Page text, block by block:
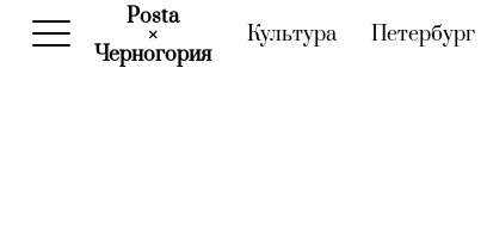
Posta
×
Черногория(current)
Культура(current)
Петербург